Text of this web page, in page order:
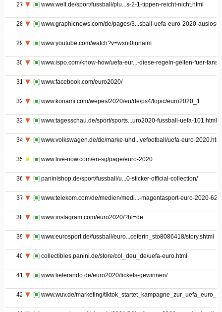
27 [■] www.welt.de/sport/fussball/plu...s-2-1-tippen-reicht-nicht.html
28 [■] www.graphicnews.com/de/pages/3...sball-uefa-euro-2020-
29 [■] www.youtube.com/watch?v=wxni0innaim
30 [■] www.ispo.com/know-how/uefa-eur...-diese-regeln-gelten-fuer-fans
31 [■] www.facebook.com/euro2020/
32 [■] www.konami.com/wepes/2020/eu/de/ps4/topic/euro2020_1
33 [■] www.tagesschau.de/sport/sports...uro2020-fussball-uefa-101.html
34 [■] www.volkswagen.de/de/marke-und...vefootball/uefa-euro-2020.html
35 [■] www.live-now.com/en-sg/page/euro-2020
36 [■] paninishop.de/sport/fussball/u...0-sticker-official-collection/
37 [■] www.telekom.com/de/medien/medi...-magentasport-euro-2020-
38 [■] www.instagram.com/euro2020/?hl=de
39 [■] www.eurosport.de/fussball/euro...ceferin_sto8086418/story.shtml
40 [■] collectibles.panini.de/store/col_deu_de/uefa-euro.html
41 [■] www.lieferando.de/euro2020/tickets-gewinnen/
42 [■] www.wuv.de/marketing/